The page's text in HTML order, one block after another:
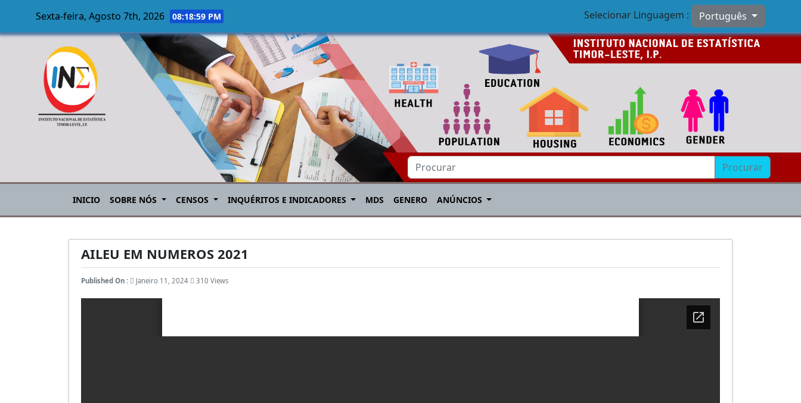
Skip to main content
Sexta-feira, Agosto 7th, 2026 08:19:00 PM Selecionar Linguagem : Português
Procurar
INICIO SOBRE NÓS CENSOS INQUÉRITOS E INDICADORES MDS GENERO ANÚNCIOS
AILEU EM NUMEROS 2021
Published On : Janeiro 11, 2024 310 Views